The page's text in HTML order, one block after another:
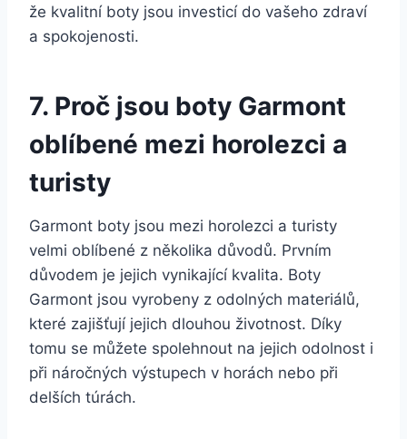
že kvalitní boty jsou investicí do⁣ vašeho zdraví
a spokojenosti.
7. Proč jsou boty Garmont
oblíbené mezi horolezci​ a
turisty
Garmont boty jsou mezi horolezci a turisty
‍velmi ⁢oblíbené z‍ několika důvodů. Prvním
důvodem je jejich⁤ vynikající kvalita. Boty⁤
Garmont jsou vyrobeny z odolných materiálů,
‌které zajišťují jejich ⁢dlouhou‍ životnost. Díky
tomu se můžete‍ spolehnout na jejich odolnost i
při ​náročných výstupech v horách nebo při
⁤delších túrách.